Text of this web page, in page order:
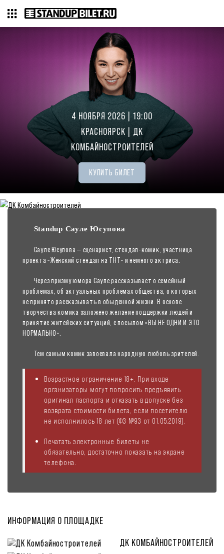
4 НОЯБРЯ 2026 | 19:00
КРАСНОЯРСК | ДК
КОМБАЙНОСТРОИТЕЛЕЙ
КУПИТЬ БИЛЕТ
Standup Сауле Юсупова
Сауле Юсупова — сценарист, стендап-комик, участница
проекта «Женский стендап на ТНТ» и немного актриса.
Через призму юмора Сауле рассказывает о семейный
проблемах, об актуальных проблемах общества, о которых
не принято рассказывать в обыденной жизни. В основе
творчества комика заложено желание поддержки людей и
принятие житейских ситуаций, с посылом «ВЫ НЕ ОДНИ И ЭТО
НОРМАЛЬНО».
Тем самым комик завоевала народную любовь зрителей.
Возрастное ограничение 18+. При входе
организаторы могут попросить предъявить
оригинал паспорта и отказать в допуске без
возврата стоимости билета, если посетителю
не исполнилось 18 лет (ФЗ №93 от 01.05.2019).
Печатать электронные билеты не
обязательно, достаточно показать на экране
телефона.
ИНФОРМАЦИЯ О ПЛОЩАДКЕ
ДК КОМБАЙНОСТРОИТЕЛЕЙ